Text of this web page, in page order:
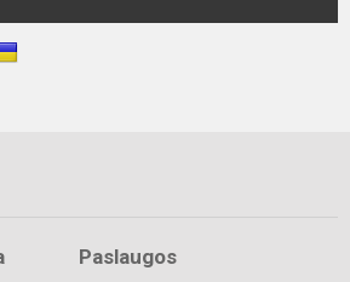
Paslaugos